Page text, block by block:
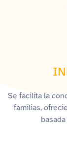
Se facilita la
familias,